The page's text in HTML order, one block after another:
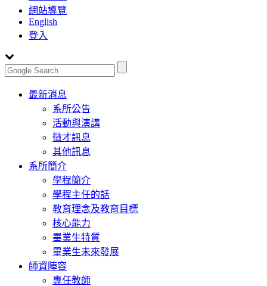
網站導覽
English
登入
Toggle
navigation
最新消息
系所公告
活動與演講
徵才訊息
其他訊息
系所簡介
學程簡介
學程主任的話
教育理念及教育目標
核心能力
畢業生特質
畢業生未來發展
師資陣容
專任教師